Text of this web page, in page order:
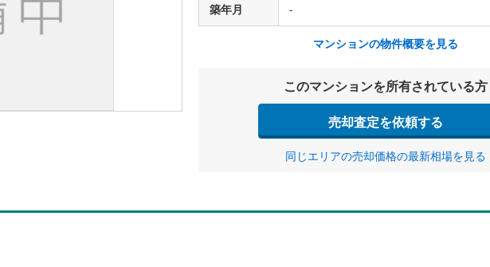
築年月 -
マンションの物件概要を見る
このマンションを所有されている方
売却査定を依頼する
同じエリアの売却価格の最新相場を見る